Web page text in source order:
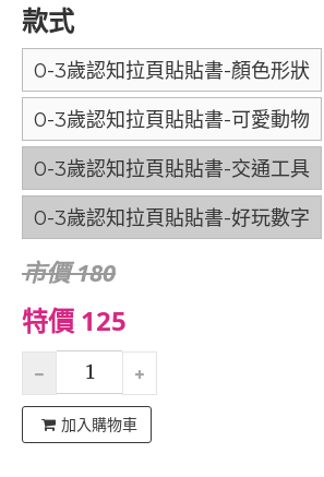
款式
0-3歲認知拉頁貼貼書-顏色形狀
0-3歲認知拉頁貼貼書-可愛動物
0-3歲認知拉頁貼貼書-交通工具
0-3歲認知拉頁貼貼書-好玩數字
市價 180
特價 125
加入購物車